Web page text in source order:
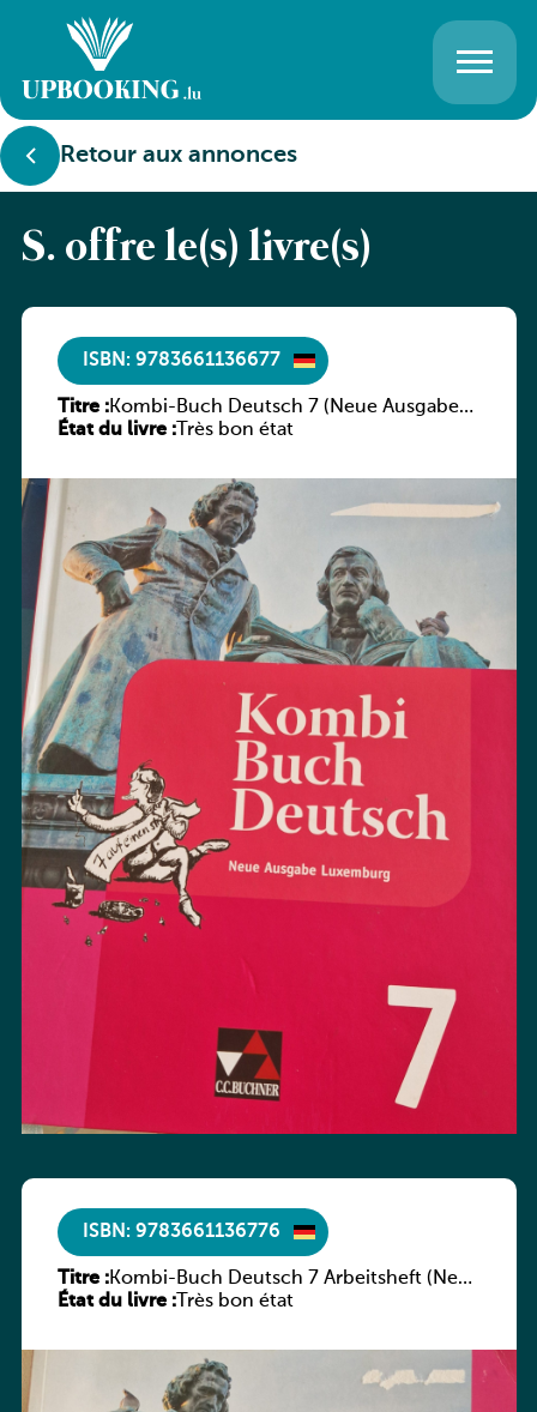
Retour aux annonces
S. offre le(s) livre(s)
ISBN: 9783661136677
Titre :Kombi-Buch Deutsch 7 (Neue Ausgabe
Luxemburg)
État du livre :Très bon état
ISBN: 9783661136776
Titre :Kombi-Buch Deutsch 7 Arbeitsheft (Neue
Ausgabe Luxemburg)
État du livre :Très bon état